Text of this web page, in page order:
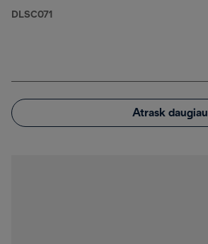
DLSC071
Atrask daugiau